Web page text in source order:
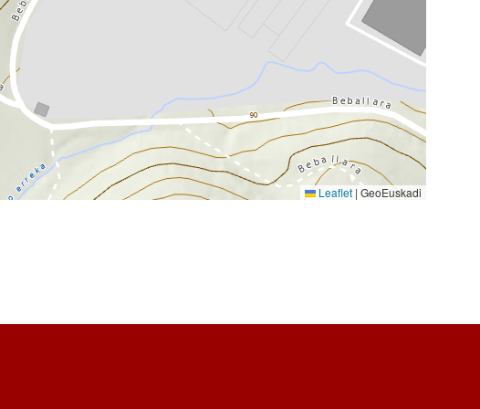
Leaflet | GeoEuskadi